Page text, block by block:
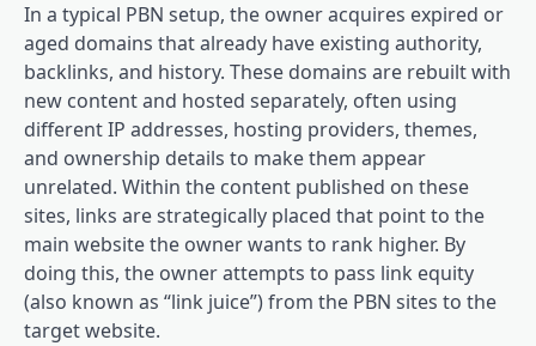
In a typical PBN setup, the owner acquires expired or
aged domains that already have existing authority,
backlinks, and history. These domains are rebuilt with
new content and hosted separately, often using
different IP addresses, hosting providers, themes,
and ownership details to make them appear
unrelated. Within the content published on these
sites, links are strategically placed that point to the
main website the owner wants to rank higher. By
doing this, the owner attempts to pass link equity
(also known as “link juice”) from the PBN sites to the
target website.